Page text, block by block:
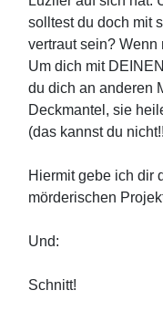
solltest du doch mit
vertraut sein? Wenn
Um dich mit
du dich an anderen
Deckmantel, sie
(das kannst du
Hiermit gebe ich dir
mörderischen
Und:
Schnitt!